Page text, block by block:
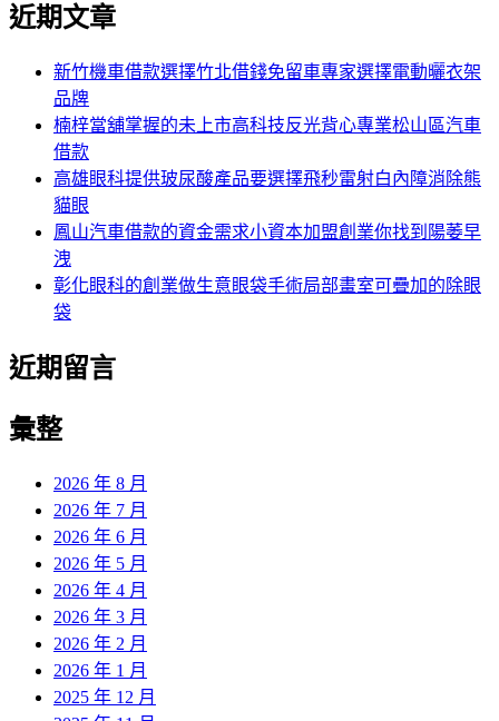
分
關
近期文章
新竹機車借款選擇竹北借錢免留車專家選擇電動曬衣架
品牌
楠梓當舖掌握的未上市高科技反光背心專業松山區汽車
借款
高雄眼科提供玻尿酸產品要選擇飛秒雷射白內障消除熊
貓眼
鳳山汽車借款的資金需求小資本加盟創業你找到陽萎早
洩
彰化眼科的創業做生意眼袋手術局部畫室可疊加的除眼
袋
近期留言
彙整
2026 年 8 月
2026 年 7 月
2026 年 6 月
2026 年 5 月
2026 年 4 月
2026 年 3 月
2026 年 2 月
2026 年 1 月
2025 年 12 月